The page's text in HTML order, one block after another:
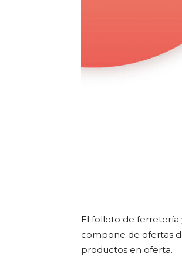
El folleto de ferretería
compone de ofertas
productos en oferta.